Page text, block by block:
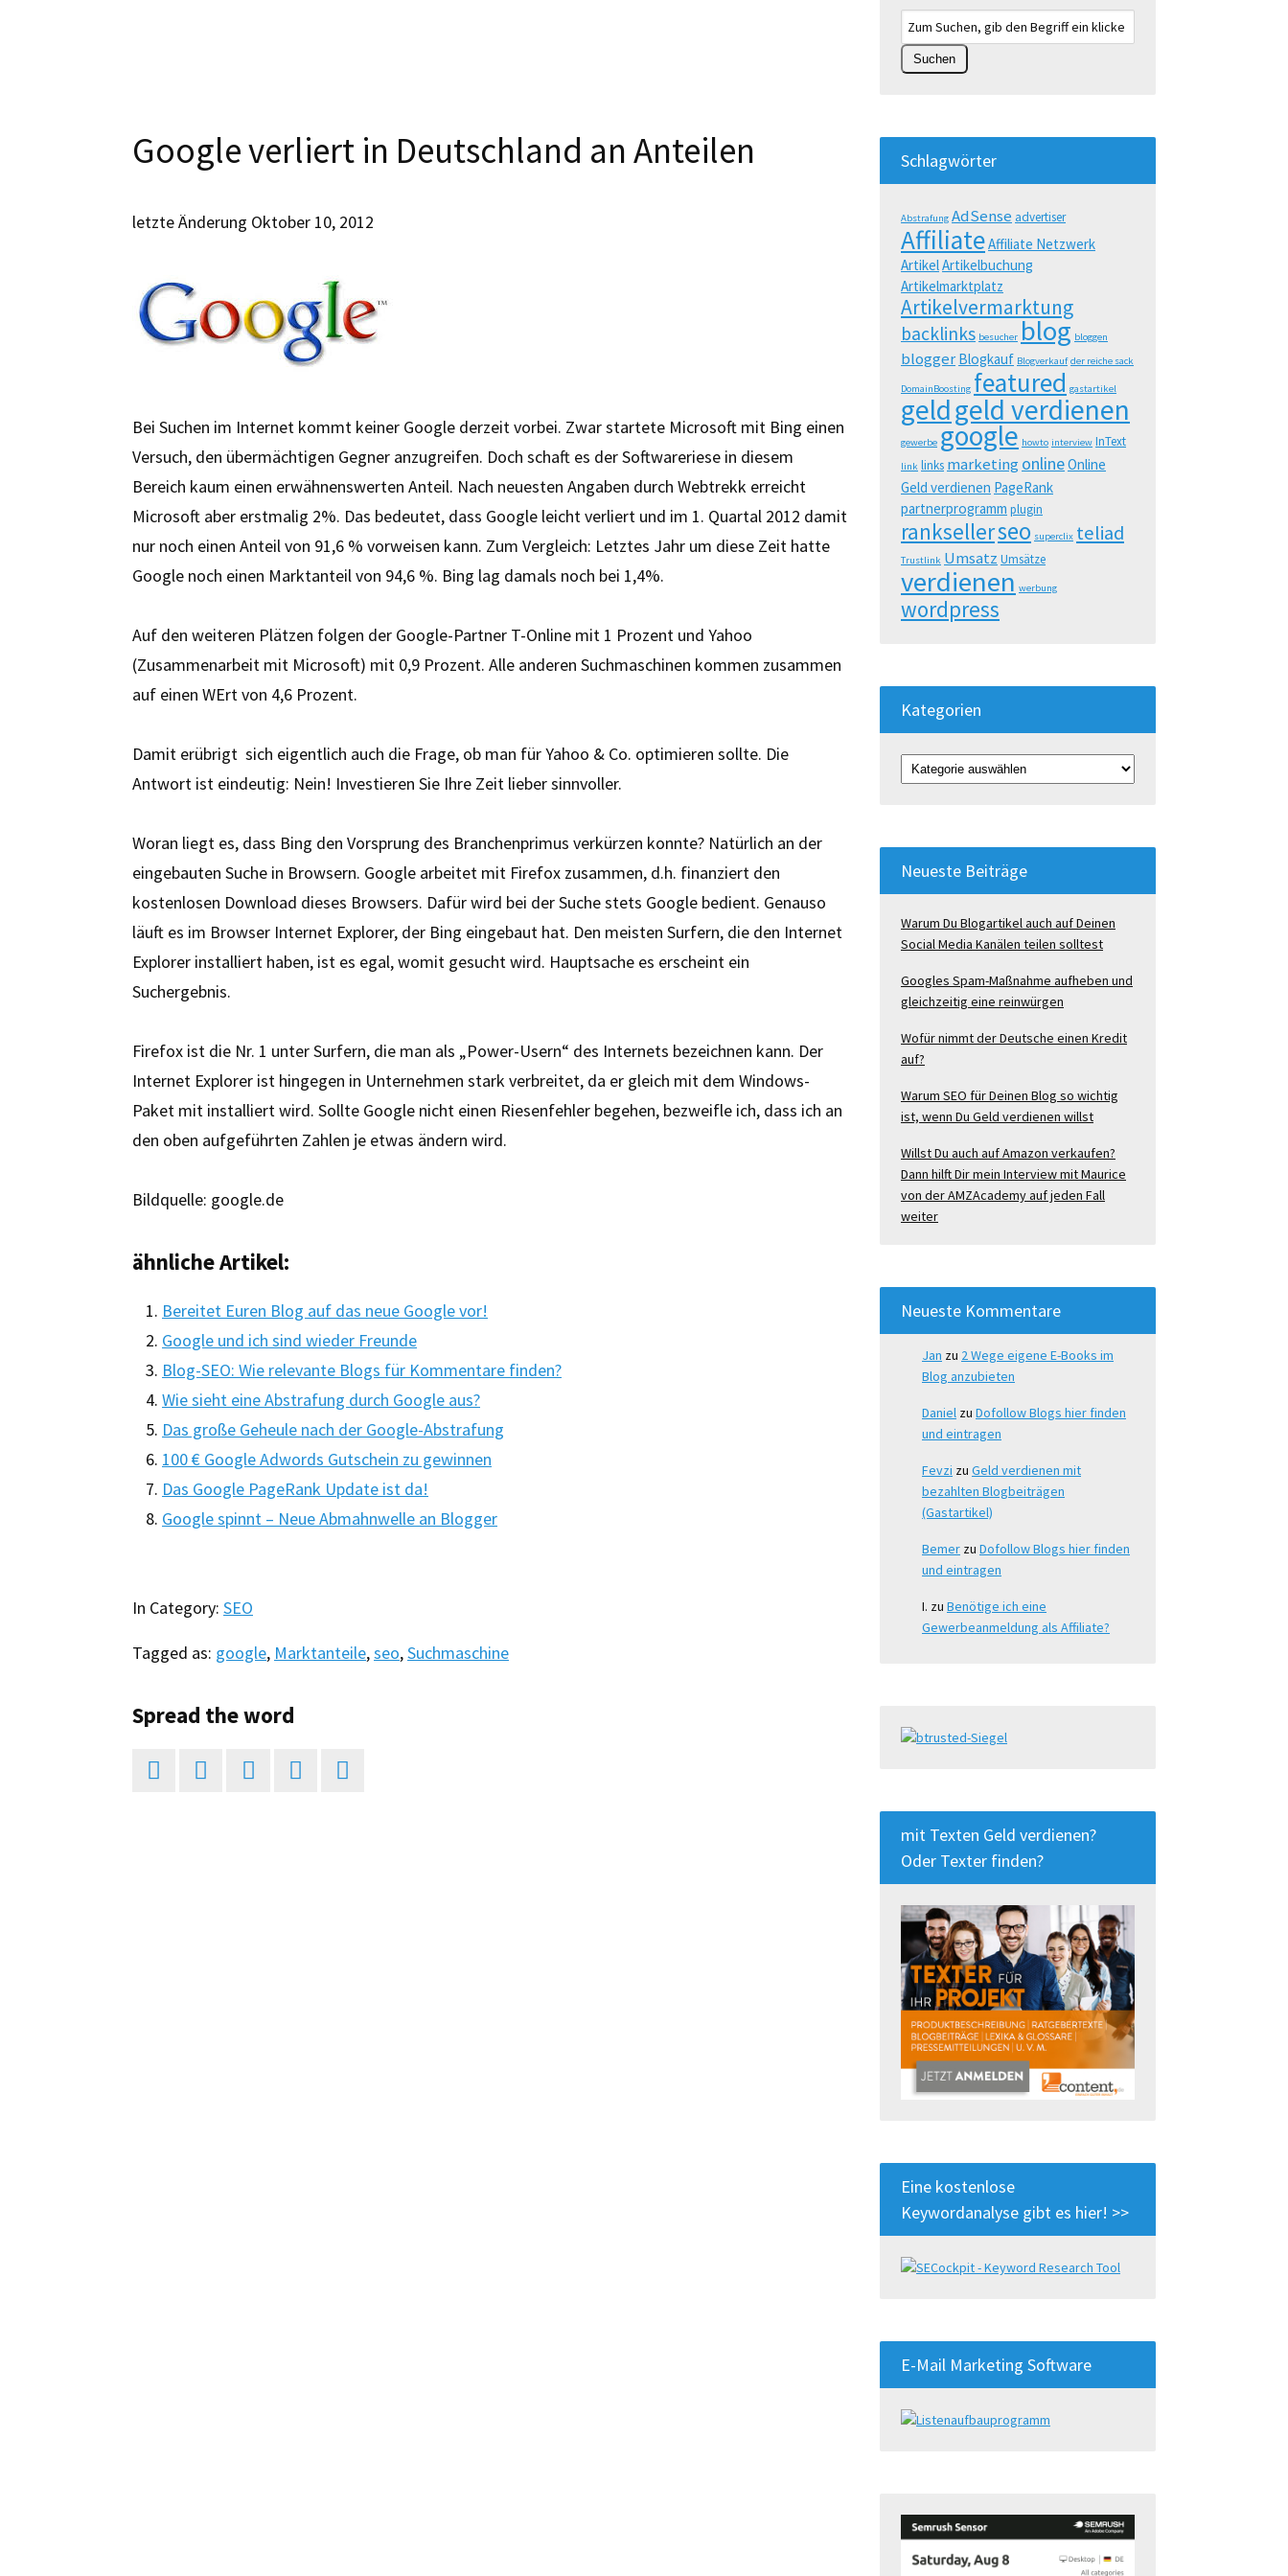
Google verliert in Deutschland an Anteilen
letzte Änderung Oktober 10, 2012
Bei Suchen im Internet kommt keiner Google derzeit vorbei. Zwar startete Microsoft mit Bing einen
Versuch, den übermächtigen Gegner anzugreifen. Doch schaft es der Softwareriese in diesem
Bereich kaum einen erwähnenswerten Anteil. Nach neuesten Angaben durch Webtrekk erreicht
Microsoft aber erstmalig 2%. Das bedeutet, dass Google leicht verliert und im 1. Quartal 2012 damit
nur noch einen Anteil von 91,6 % vorweisen kann. Zum Vergleich: Letztes Jahr um diese Zeit hatte
Google noch einen Marktanteil von 94,6 %. Bing lag damals noch bei 1,4%.
Auf den weiteren Plätzen folgen der Google-Partner T-Online mit 1 Prozent und Yahoo
(Zusammenarbeit mit Microsoft) mit 0,9 Prozent. Alle anderen Suchmaschinen kommen zusammen
auf einen WErt von 4,6 Prozent.
Damit erübrigt sich eigentlich auch die Frage, ob man für Yahoo & Co. optimieren sollte. Die
Antwort ist eindeutig: Nein! Investieren Sie Ihre Zeit lieber sinnvoller.
Woran liegt es, dass Bing den Vorsprung des Branchenprimus verkürzen konnte? Natürlich an der
eingebauten Suche in Browsern. Google arbeitet mit Firefox zusammen, d.h. finanziert den
kostenlosen Download dieses Browsers. Dafür wird bei der Suche stets Google bedient. Genauso
läuft es im Browser Internet Explorer, der Bing eingebaut hat. Den meisten Surfern, die den Internet
Explorer installiert haben, ist es egal, womit gesucht wird. Hauptsache es erscheint ein
Suchergebnis.
Firefox ist die Nr. 1 unter Surfern, die man als „Power-Usern“ des Internets bezeichnen kann. Der
Internet Explorer ist hingegen in Unternehmen stark verbreitet, da er gleich mit dem Windows-
Paket mit installiert wird. Sollte Google nicht einen Riesenfehler begehen, bezweifle ich, dass ich an
den oben aufgeführten Zahlen je etwas ändern wird.
Bildquelle: google.de
ähnliche Artikel:
Bereitet Euren Blog auf das neue Google vor!
Google und ich sind wieder Freunde
Blog-SEO: Wie relevante Blogs für Kommentare finden?
Wie sieht eine Abstrafung durch Google aus?
Das große Geheule nach der Google-Abstrafung
100 € Google Adwords Gutschein zu gewinnen
Das Google PageRank Update ist da!
Google spinnt – Neue Abmahnwelle an Blogger
In Category: SEO
Tagged as: google, Marktanteile,seo,Suchmaschine
Spread the word
    
Schlagwörter
Abstrafung AdSense advertiser
AffiliateAffiliate Netzwerk
ArtikelArtikelbuchung
Artikelmarktplatz
Artikelvermarktung
backlinks besucher blog bloggen
blogger Blogkauf Blogverkauf der reiche sack
DomainBoosting featured gastartikel
geldgeld verdienen
gewerbe google howto interview InText
link links marketing onlineOnline
Geld verdienen PageRank
partnerprogramm plugin
ranksellerseo superclix teliad
Trustlink Umsatz Umsätze
verdienen werbung
wordpress
Kategorien
Neueste Beiträge
Warum Du Blogartikel auch auf Deinen
Social Media Kanälen teilen solltest
Googles Spam-Maßnahme aufheben und
gleichzeitig eine reinwürgen
Wofür nimmt der Deutsche einen Kredit
auf?
Warum SEO für Deinen Blog so wichtig
ist, wenn Du Geld verdienen willst
Willst Du auch auf Amazon verkaufen?
Dann hilft Dir mein Interview mit Maurice
von der AMZAcademy auf jeden Fall
weiter
Neueste Kommentare
Jan zu 2 Wege eigene E-Books im
Blog anzubieten
Daniel zu Dofollow Blogs hier finden
und eintragen
Fevzi zu Geld verdienen mit
bezahlten Blogbeiträgen
(Gastartikel)
Bemer zu Dofollow Blogs hier finden
und eintragen
I. zu Benötige ich eine
Gewerbeanmeldung als Affiliate?
mit Texten Geld verdienen?
Oder Texter finden?
Eine kostenlose
Keywordanalyse gibt es hier! >>
E-Mail Marketing Software